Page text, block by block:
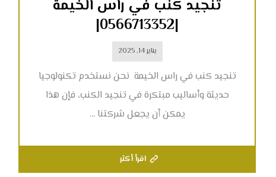
تنجيد كنب في راس الخيمة
|0566713352|
يناير 14, 2025
تنجيد كنب في راس الخيمة نحن نستخدم تكنولوجيا
حديثة وأساليب مبتكرة في تنجيد الكنب، فإن هذا
يمكن أن يجعل شركتنا ...
اقرأ أكثر